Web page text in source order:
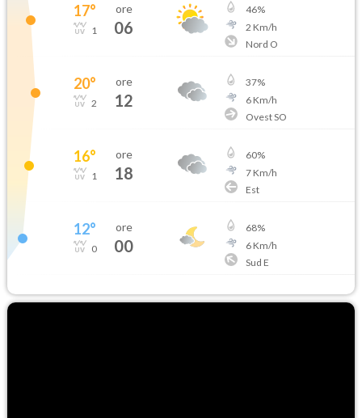
17°
1
ore
06
46%
2 Km/h
Nord O
20°
2
ore
12
37%
6Km/h
Ovest SO
16°
1
ore
18
60%
7Km/h
Est
12°
0
ore
00
68%
6Km/h
Sud E